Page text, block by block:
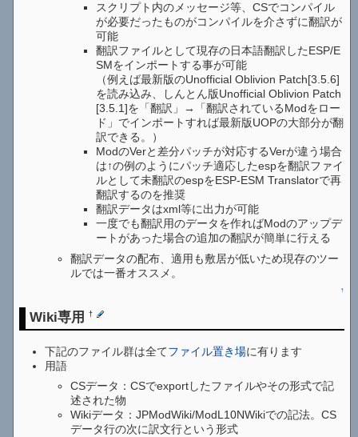
スクリプト内のメッセージ等、CSでコンパイル
が必要だったものがコンパイルを介さずに翻訳が
可能
翻訳ファイルとして現存の日本語翻訳したESP/E
SMをインポートする事が可能
（例えば最新版のUnofficial Oblivion Patch[3.5.6]
を読み込み、しんとん版Unofficial Oblivion Patch
[3.5.1]を「翻訳」→「翻訳されているModをロー
ド」でインポートすれば最新版UOPの大部分が翻
訳できる。）
ModのVerと差分パッチが対応するVerが違う場合
は↑の例のようにパッチ適応したespを翻訳ファイ
ルとして未翻訳のespをESP-ESM Translatorで再
翻訳するのを推奨
翻訳データはxml等に出力が可能
一度でも翻訳用のデータを作ればModのアップデ
ートがあった場合の追加の翻訳が簡単に行える
翻訳データの配布、適用も敷居が低いため現存のツー
ルでは一番オススメ。
↑
Wiki専用†
下記のファイル群は全てファイル置き場に有ります
用語
CSデータ：CSでexportしたファイルやその形式で記
述された物
Wikiデータ：JPModWiki/ModL10NWikiでの記法。CS
データ行の次に訳文行という形式